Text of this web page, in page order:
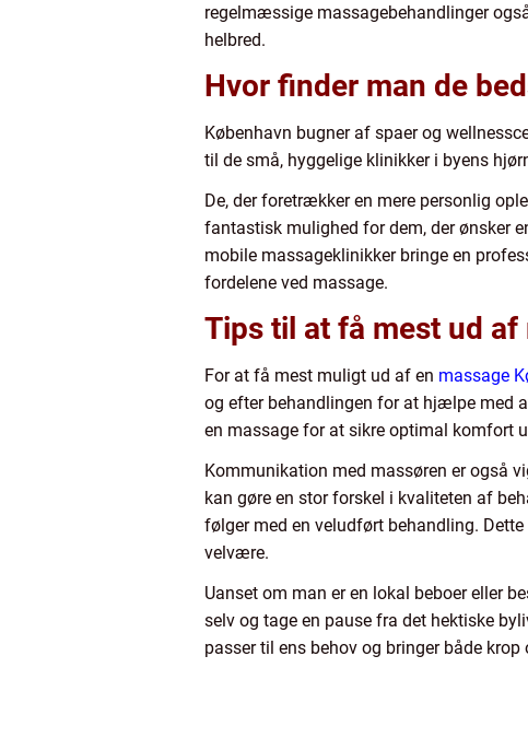
regelmæssige massagebehandlinger
helbred.
Hvor finder man de
København bugner af spaer og
til de små, hyggelige klinikker i byens
De, der foretrækker en mere personlig
fantastisk mulighed for dem, der ønsker
mobile massageklinikker bringe en
fordelene ved massage.
Tips til at få mest ud af
For at få mest muligt ud af en massage
og efter behandlingen for at hjælpe med
en massage for at sikre optimal komfort
Kommunikation med massøren er også
kan gøre en stor forskel i kvaliteten af
følger med en veludført behandling.
velvære.
Uanset om man er en lokal beboer eller
selv og tage en pause fra det hektiske
passer til ens behov og bringer både krop